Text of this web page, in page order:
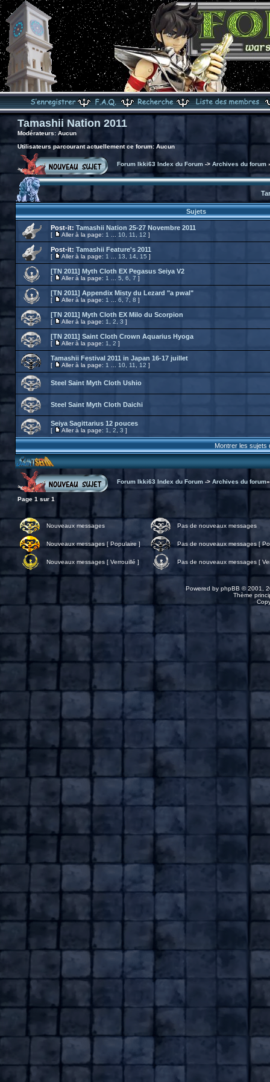
Tamashii Nation 2011
Modérateurs: Aucun
Utilisateurs parcourant actuellement ce forum: Aucun
Forum Ikki63 Index du Forum-> Archives du forum
Sujets
Post-it: Tamashii Nation 25-27 Novembre 2011
[ Aller à la page: 1 10, 11 12 ]
Post-it: Tamashii Feature's 2011
[ Aller à la page: 1 13 14, 15 ]
[TN 2011] Myth Cloth EX Pegasus Seiya V2
[ Aller à la page: 1 5 6 7 ]
[TN 2011] Appendix Misty du Lezard "a pwal"
[ Aller à la page: 1 6 7 8 ]
[TN 2011] Myth Cloth EX Milo du Scorpion
[ Aller à la page: 1 2 3 ]
[TN 2011] Saint Cloth Crown Aquarius Hyoga
[ Aller à la page: 1 2 ]
Tamashii Festival 2011 in Japan 16-17 juillet
[ Aller à la page: 1 10, 11 12 ]
Steel Saint Myth Cloth Ushio
Steel Saint Myth Cloth Daichi
Seiya Sagittarius 12 pouces
[ Aller à la page: 1 2 3 ]
Montrer les sujets
Forum Ikki63 Index du Forum-> Archives du forum
Page 1 sur 1
Nouveaux messages Pas de nouveaux messages
Nouveaux messages [ Populaire ] Pas de nouveaux messages [
Nouveaux messages [ Verrouillé ] Pas de nouveaux messages [
Powered by phpBB © 2001,
Thème